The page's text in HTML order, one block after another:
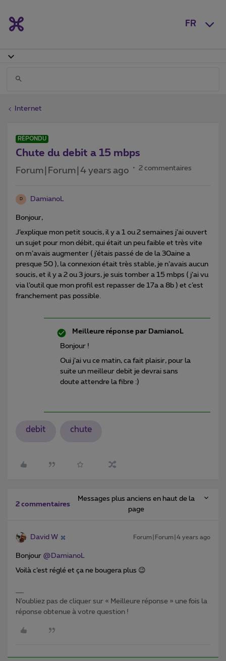
FR
Internet
RÉPONDU
Chute du debit a 15 mbps
Forum|Forum|4 years ago 2 commentaires
D DamianoL
Bonjour,
J’explique mon petit soucis, il y a 1 ou 2 semaines j’ai ouvert
un sujet pour mon débit, qui était un peu faible et très vite
on m’avais augmenter ( j’étais passé de de la 30aine a
presque 50 ), la connexion était très stable, je n’avais aucun
soucis, et il y a 2 ou 3 jours, je suis tomber a 15 mbps ( j’ai vu
via l’outil que mon profil est repasser de 17a a 8b ) et c’est
franchement pas possible.
Meilleure réponse par DamianoL
Bonjour !
Oui j’ai vu ce matin, ca fait plaisir, pour la
suite un meilleur debit je devrai sans
doute attendre la fibre :)
debit chute
2 commentaires
Messages plus anciens en haut de la
page
David W Forum|Forum|4 years ago
Bonjour @DamianoL
Voilà c’est réglé et ça ne bougera plus 😉
N’oubliez pas de cliquer sur « Meilleure réponse » une fois la
réponse obtenue à votre question !